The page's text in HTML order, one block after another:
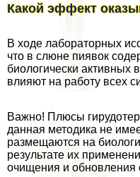
Какой эффект
В ходе лабораторных
что в слюне пиявок
биологически активных
влияют на работу всех
Важно! Плюсы
данная методика не
размещаются на
результате их
очищения и обновления